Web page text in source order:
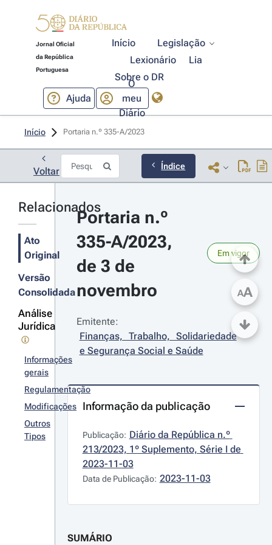
Jornal Oficial
da República
Portuguesa
Início
Legislação
Lexionário
Lia
Sobre o DR
Ajuda
O
meu
Diário
Início Portaria n.º 335-A/2023
Voltar Índice
Relacionados
Ato
Original
Versão
Consolidada
Análise
Jurídica
Informações
gerais
Regulamentação
Modificações
Outros
Tipos
Portaria n.º
335-A/2023,
de 3 de
novembro
Em vigor
Emitente:
Finanças, Trabalho, Solidariedade
e Segurança Social e Saúde
Informação da publicação
Publicação: Diário da República n.º
213/2023, 1º Suplemento, Série I de
2023-11-03
Data de Publicação: 2023-11-03
SUMÁRIO
AA